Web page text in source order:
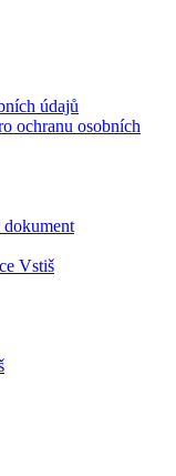
údajů
ochranu osobních
Vstiš